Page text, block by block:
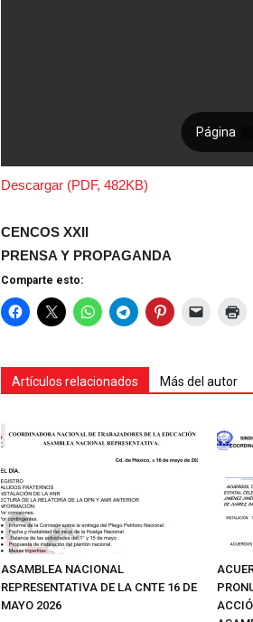
Descargar (PDF, 482KB)
CENCOS XXII
PRENSA Y PROPAGANDA
Comparte esto:
Artículos relacionados Más del autor
ASAMBLEA NACIONAL
REPRESENTATIVA DE LA CNTE 16 DE
MAYO 2026